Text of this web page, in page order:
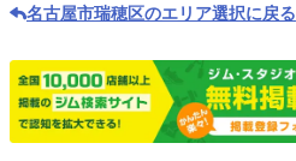
名古屋市瑞穂区のエリア選択に戻る